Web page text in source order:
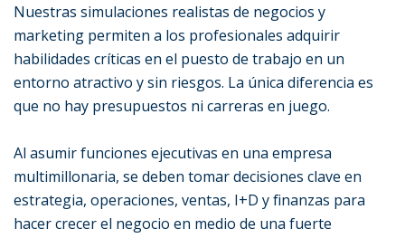
Nuestras simulaciones realistas de negocios y
marketing permiten a los profesionales adquirir
habilidades críticas en el puesto de trabajo en un
entorno atractivo y sin riesgos. La única diferencia es
que no hay presupuestos ni carreras en juego.
Al asumir funciones ejecutivas en una empresa
multimillonaria, se deben tomar decisiones clave en
estrategia, operaciones, ventas, I+D y finanzas para
hacer crecer el negocio en medio de una fuerte